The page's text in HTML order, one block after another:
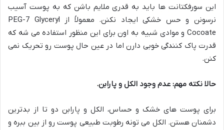
این سورفکتانت ها باید به قدری ملایم باشن که به پوست آسیب
نرسونن و حس خشکی ایجاد نکنن. معمولاً از PEG-7 Glyceryl
Cocoate و موادی شبیه به اون برای این منظور استفاده می شه که
قدرت پاک کنندگی خوبی دارن اما در عین حال پوست رو تحریک نمی
کنن.
حالا نکته مهم: عدم وجود الکل و پارابن.
برای پوست های خشک و حساس، الکل و پارابن دو تا از بدترین
دشمنان هستن. الکل می تونه رطوبت طبیعی پوست رو از بین ببره و